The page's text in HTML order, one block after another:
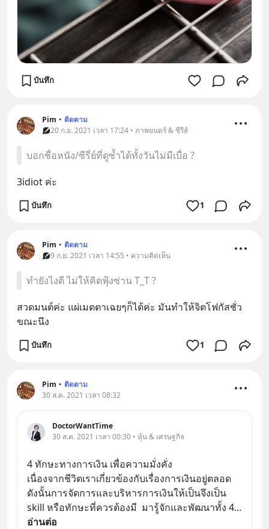
บันทึก
Pim • ติดตาม
20 ก.ย. 2021 เวลา 17:24 • ภาพยนตร์ & ซีรีส์
บอกชื่อหนัง/ซีรี่ย์ที่ดูซ้ำได้ทั้งวันไม่มีเบื่อ ?
3idiot ค่ะ
บันทึก 1
Pim • ติดตาม
9 ก.ย. 2021 เวลา 14:55 • ความคิดเห็น
ทำยังไงดี ไม่ให้คิดฟุ้งซ่าน T_T ?
สวดมนต์ค่ะ แผ่เมตตาเฉยๆก็ได้ค่ะ มันทำให้จิตโฟกัสชั่ว
ขณะนึง
บันทึก 1
Pim • ติดตาม
30 ส.ค. 2021 เวลา 08:32
DoctorWantTime
30 ส.ค. 2021 เวลา 00:30 • หุ้น & เศรษฐกิจ
4 ทักษะทางการเงิน เพื่อความมั่งคั่ง
เนื่องจากชีวิตเราเกี่ยวข้องกับเรื่องการเงินอยู่ตลอด
ดังนั้นการจัดการและบริหารการเงินให้เป็นจึงเป็น
skill หรือทักษะที่ควรต้องมี  มารู้จักและพัฒนาทั้ง 4
อ่านต่อ